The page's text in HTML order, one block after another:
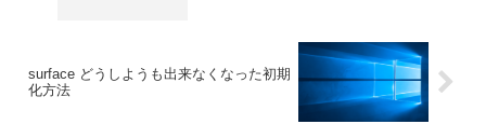
surface どうしようも出来なくなった初期
化方法